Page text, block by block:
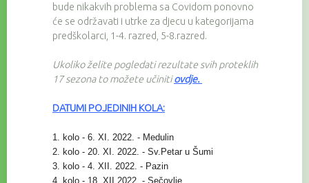
bude nikakvih problema sa Covidom ponovno
će se održavati i utrke za djecu u kategorijama
predškolarci, 1-4. razred, 5-8.razred.
Ukoliko želite pogledati rezultate svih proteklih
17 sezona to možete učinitiovdje.
DATUMI POJEDINIH KOLA:
1. kolo - 6. XI. 2022. - Medulin
2. kolo - 20. XI. 2022. - Sv.Petar u Šumi
3. kolo - 4. XII. 2022. - Pazin
4. kolo - 18. XII.2022. - Sečovlje